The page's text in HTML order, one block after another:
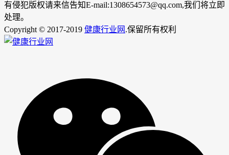
有侵犯版权请来信告知E-mail:1308654573@qq.com,我们将立即
处理。
Copyright © 2017-2019 健康行业网 .保留所有权利